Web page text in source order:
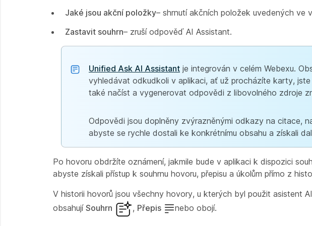
Jaké jsou akční položky– shrnutí akčních položek uvedených ve
Zastavit souhrn– zruší odpověď AI Assistant.
Unified Ask AI Assistant je integrován v celém Webexu.
vyhledávat odkudkoli v aplikaci, ať už procházíte karty,
také načíst a vygenerovat odpovědi z libovolného zdroje
Odpovědi jsou doplněny zvýrazněnými odkazy na citace,
abyste se rychle dostali ke konkrétnímu obsahu a získali
Po hovoru obdržíte oznámení, jakmile bude v aplikaci k dispozici
abyste získali přístup k souhrnu hovoru, přepisu a úkolům přímo z
V historii hovorů jsou všechny hovory, u kterých byl použit asistent
obsahují Souhrn , Přepis nebo obojí.